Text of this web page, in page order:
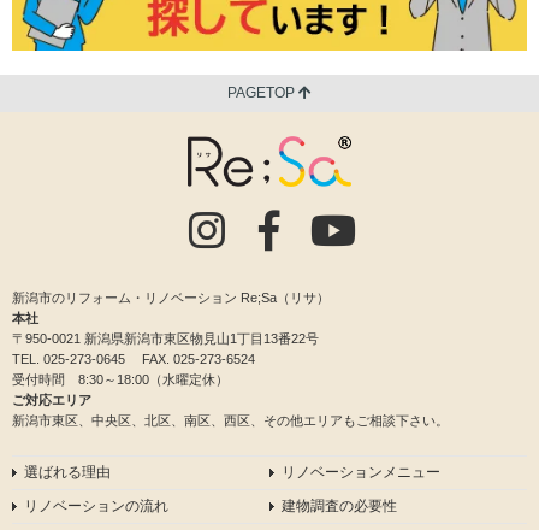
PAGETOP
新潟市のリフォーム・リノベーション Re;Sa（リサ）
本社
〒950-0021 新潟県新潟市東区物見山1丁目13番22号
TEL. 025-273-0645 FAX. 025-273-6524
受付時間 8:30～18:00（水曜定休）
ご対応エリア
新潟市東区、中央区、北区、南区、西区、その他エリアもご相談下さい。
選ばれる理由
リノベーションメニュー
リノベーションの流れ
建物調査の必要性